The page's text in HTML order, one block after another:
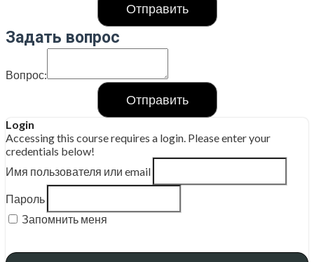
Отправить
Задать вопрос
Вопрос:
Отправить
Login
Accessing this course requires a login. Please enter your
credentials below!
Имя пользователя или email
Пароль
Запомнить меня